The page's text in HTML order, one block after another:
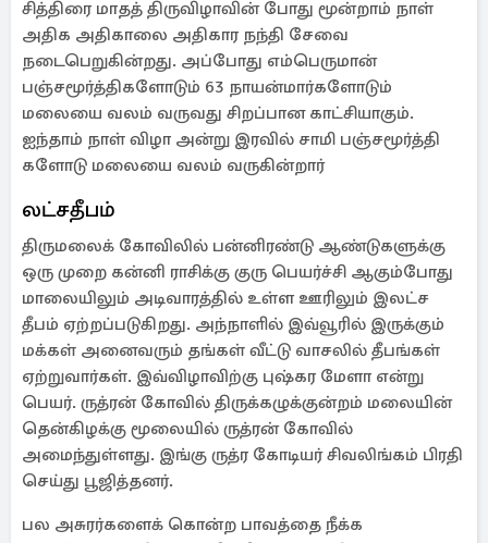
சித்திரை மாதத் திருவிழாவின் போது மூன்றாம் நாள்
அதிக அதிகாலை அதிகார நந்தி சேவை
நடைபெறுகின்றது. அப்போது எம்பெருமான்
பஞ்சமூர்த்திகளோடும் 63 நாயன்மார்களோடும்
மலையை வலம் வருவது சிறப்பான காட்சியாகும்.
ஐந்தாம் நாள் விழா அன்று இரவில் சாமி பஞ்சமூர்த்தி
களோடு மலையை வலம் வருகின்றார்
லட்சதீபம்
திருமலைக் கோவிலில் பன்னிரண்டு ஆண்டுகளுக்கு
ஒரு முறை கன்னி ராசிக்கு குரு பெயர்ச்சி ஆகும்போது
மாலையிலும் அடிவாரத்தில் உள்ள ஊரிலும் இலட்ச
தீபம் ஏற்றப்படுகிறது. அந்நாளில் இவ்வூரில் இருக்கும்
மக்கள் அனைவரும் தங்கள் வீட்டு வாசலில் தீபங்கள்
ஏற்றுவார்கள். இவ்விழாவிற்கு புஷ்கர மேளா என்று
பெயர். ருத்ரன் கோவில் திருக்கழுக்குன்றம் மலையின்
தென்கிழக்கு மூலையில் ருத்ரன் கோவில்
அமைந்துள்ளது. இங்கு ருத்ர கோடியர் சிவலிங்கம் பிரதி
செய்து பூஜித்தனர்.
பல அசுரர்களைக் கொன்ற பாவத்தை நீக்க